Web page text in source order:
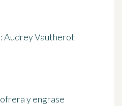
Audrey Vautherot
y engrase